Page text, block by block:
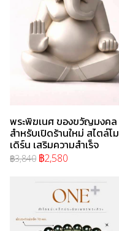
พระพิฆเนศ ของขวัญมงคล
สำหรับเปิดร้านใหม่ สไตล์โม
เดิร์น เสริมความสำเร็จ
฿3,840 ฿2,580